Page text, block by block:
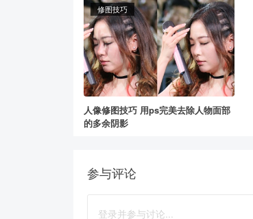
修图技巧
人像修图技巧 用ps完美去除人物面部
的多余阴影
参与评论